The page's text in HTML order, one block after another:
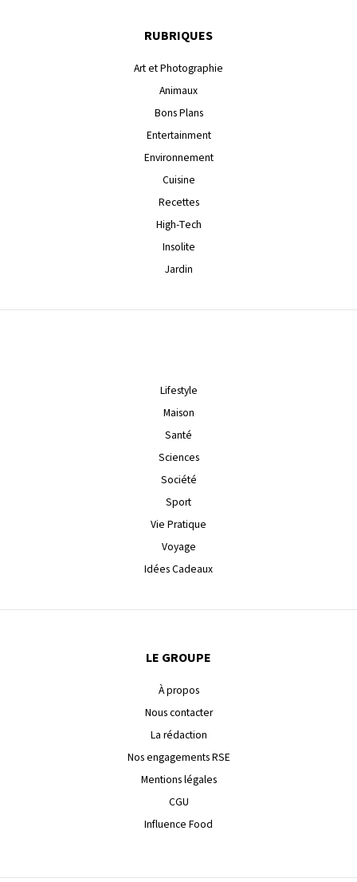
RUBRIQUES
Art et Photographie
Animaux
Bons Plans
Entertainment
Environnement
Cuisine
Recettes
High-Tech
Insolite
Jardin
Lifestyle
Maison
Santé
Sciences
Société
Sport
Vie Pratique
Voyage
Idées Cadeaux
LE GROUPE
À propos
Nous contacter
La rédaction
Nos engagements RSE
Mentions légales
CGU
Influence Food